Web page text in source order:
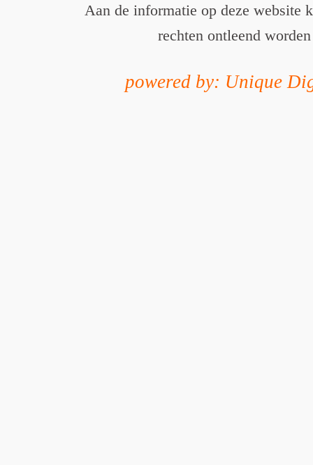
Aan de informatie op deze website
rechten ontleend worden
powered by: Unique